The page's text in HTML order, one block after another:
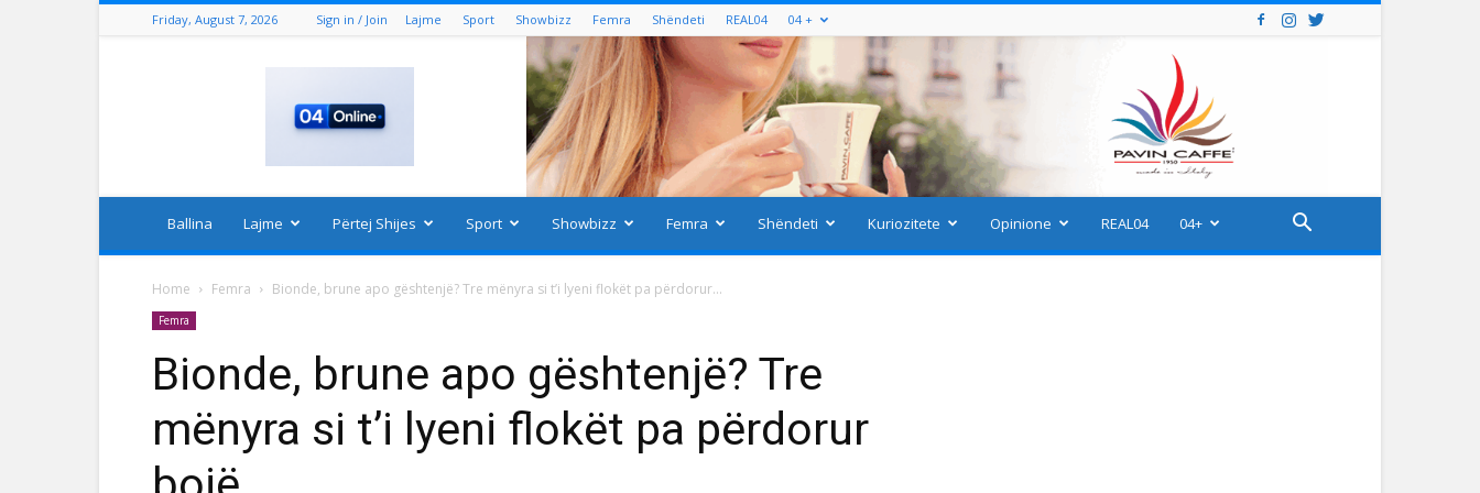
Friday, August 7, 2026 Sign in / Join Lajme Sport Showbizz Femra Shëndeti REAL04 04 +
Ballina Lajme Përtej Shijes Sport Showbizz Femra Shëndeti Kuriozitete Opinione REAL04 04+
Home Femra Bionde, brune apo gështenjë? Tre mënyra si t’i lyeni flokët pa përdorur...
Femra
Bionde, brune apo gështenjë? Tre
mënyra si t’i lyeni flokët pa përdorur